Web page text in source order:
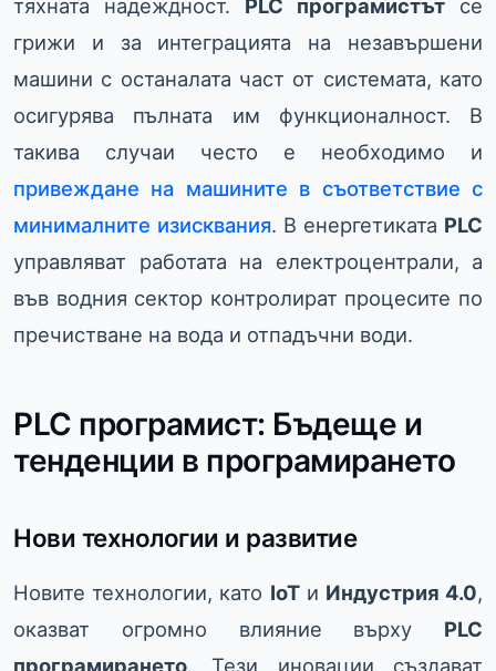
тяхната надеждност. PLC програмистът се
грижи и за интеграцията на незавършени
машини с останалата част от системата, като
осигурява пълната им функционалност. В
такива случаи често е необходимо и
привеждане на машините в съответствие с
минималните изисквания. В енергетиката PLC
управляват работата на електроцентрали, а
във водния сектор контролират процесите по
пречистване на вода и отпадъчни води.
PLC програмист: Бъдеще и
тенденции в програмирането
Нови технологии и развитие
Новите технологии, като IoTи Индустрия 4.0,
оказват огромно влияние върху PLC
програмирането. Тези иновации създават